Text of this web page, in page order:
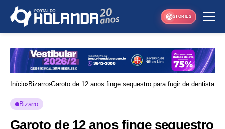
STORIES
Início Bizarro Garoto de 12 anos finge sequestro para fugir de dentista
Bizarro
Garoto de 12 anos finge sequestro